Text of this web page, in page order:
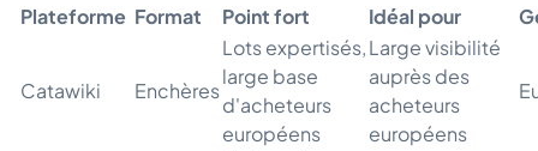
Plateforme Format Point fort Idéal pour
Catawiki Enchères
Lots expertisés,
large base
d'acheteurs
européens
Large visibilité
auprès des
acheteurs
européens